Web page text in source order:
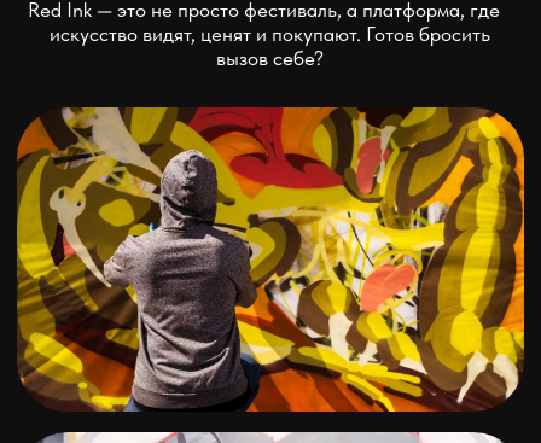
СТАТЬ УЧАСТНИКОМ